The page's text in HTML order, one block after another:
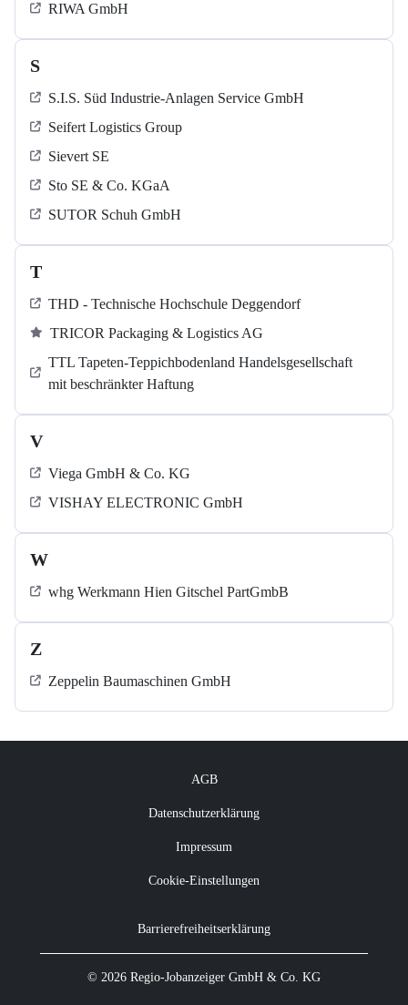
RIWA GmbH
S
S.I.S. Süd Industrie-Anlagen Service GmbH
Seifert Logistics Group
Sievert SE
Sto SE & Co. KGaA
SUTOR Schuh GmbH
T
THD - Technische Hochschule Deggendorf
TRICOR Packaging & Logistics AG
TTL Tapeten-Teppichbodenland Handelsgesellschaft
mit beschränkter Haftung
V
Viega GmbH & Co. KG
VISHAY ELECTRONIC GmbH
W
whg Werkmann Hien Gitschel PartGmbB
Z
Zeppelin Baumaschinen GmbH
AGB
Datenschutzerklärung
Impressum
Cookie-Einstellungen
Barrierefreiheitserklärung
© 2026 Regio-Jobanzeiger GmbH & Co. KG